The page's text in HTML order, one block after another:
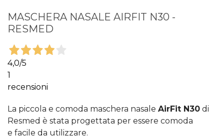
MASCHERA NASALE AIRFIT N30 -
RESMED
4,0/5
1
recensioni
La piccola e comoda maschera nasale AirFit N30 di
Resmed è stata progettata per essere comoda
e facile da utilizzare.